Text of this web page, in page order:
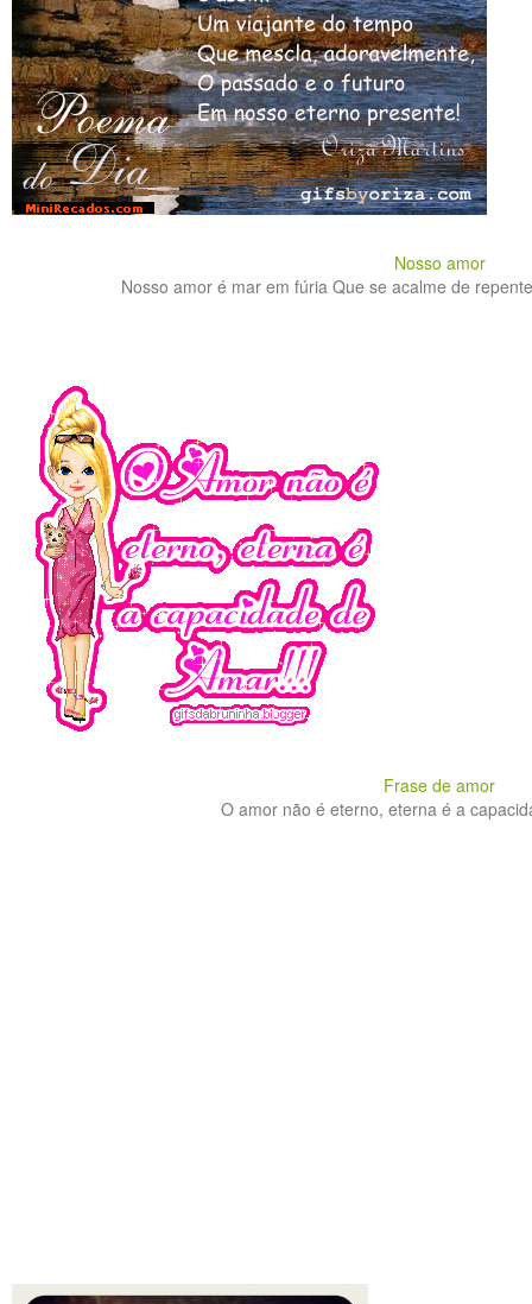
Nosso amor
Nosso amor é mar em fúria Que se acalme de
Frase de amor
O amor não é eterno, eterna é a